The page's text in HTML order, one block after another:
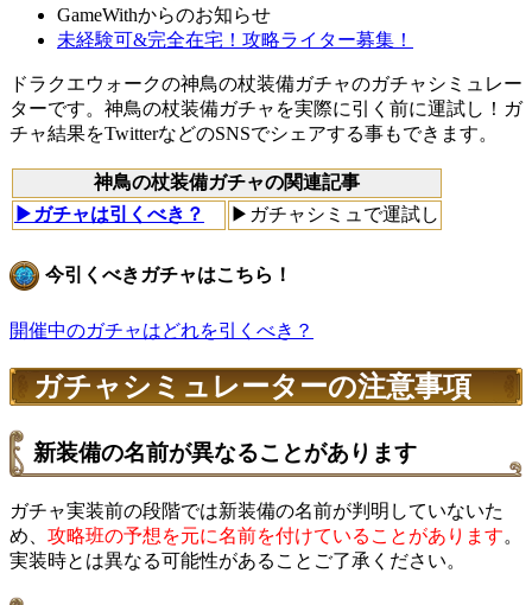
GameWithからのお知らせ
未経験可&完全在宅！攻略ライター募集！
ドラクエウォークの神鳥の杖装備ガチャのガチャシミュレー
ターです。神鳥の杖装備ガチャを実際に引く前に運試し！ガ
チャ結果をTwitterなどのSNSでシェアする事もできます。
神鳥の杖装備ガチャの関連記事
▶ガチャは引くべき？
▶ガチャシミュで運試し
今引くべきガチャはこちら！
開催中のガチャはどれを引くべき？
ガチャシミュレーターの注意事項
新装備の名前が異なることがあります
ガチャ実装前の段階では新装備の名前が判明していないた
め、 攻略班の予想を元に名前を付けていることがあります。
実装時とは異なる可能性があることご了承ください。